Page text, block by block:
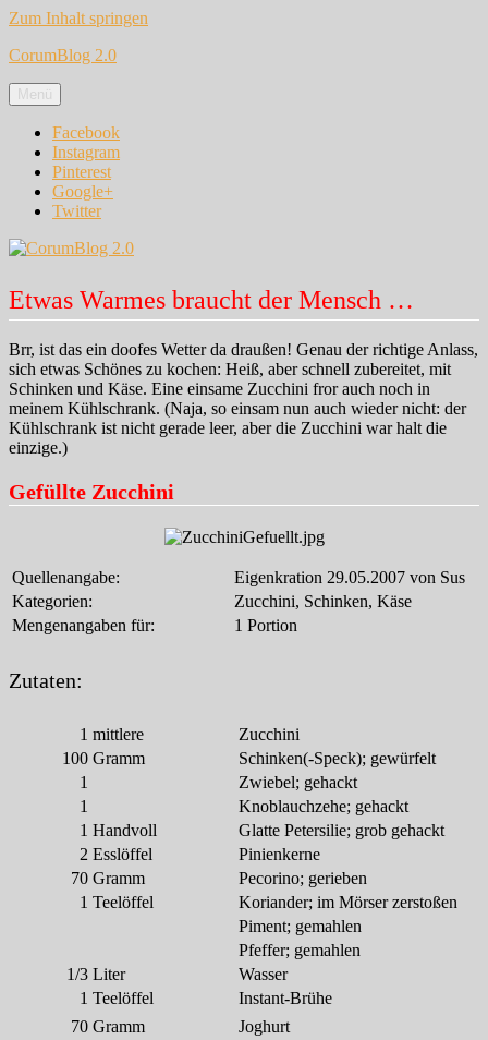
Zum Inhalt springen
CorumBlog 2.0
Menü
Facebook
Instagram
Pinterest
Google+
Twitter
Etwas Warmes braucht der Mensch …
Brr, ist das ein doofes Wetter da draußen! Genau der richtige Anlass,
sich etwas Schönes zu kochen: Heiß, aber schnell zubereitet, mit
Schinken und Käse. Eine einsame Zucchini fror auch noch in
meinem Kühlschrank. (Naja, so einsam nun auch wieder nicht: der
Kühlschrank ist nicht gerade leer, aber die Zucchini war halt die
einzige.)
Gefüllte Zucchini
Quellenangabe:
Eigenkration 29.05.2007 von Sus
Kategorien:
Zucchini, Schinken, Käse
Mengenangaben für:
1 Portion
Zutaten:
1 mittlere
Zucchini
100 Gramm
Schinken(-Speck); gewürfelt
1
Zwiebel; gehackt
1
Knoblauchzehe; gehackt
1 Handvoll
Glatte Petersilie; grob gehackt
2 Esslöffel
Pinienkerne
70 Gramm
Pecorino; gerieben
1 Teelöffel
Koriander; im Mörser zerstoßen
Piment; gemahlen
Pfeffer; gemahlen
1/3 Liter
Wasser
1 Teelöffel
Instant-Brühe
70 Gramm
Joghurt